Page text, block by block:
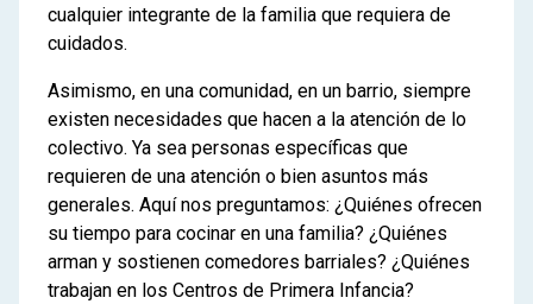
cualquier integrante de la familia que requiera de
cuidados.
Asimismo, en una comunidad, en un barrio, siempre
existen necesidades que hacen a la atención de lo
colectivo. Ya sea personas específicas que
requieren de una atención o bien asuntos más
generales. Aquí nos preguntamos: ¿Quiénes ofrecen
su tiempo para cocinar en una familia? ¿Quiénes
arman y sostienen comedores barriales? ¿Quiénes
trabajan en los Centros de Primera Infancia?